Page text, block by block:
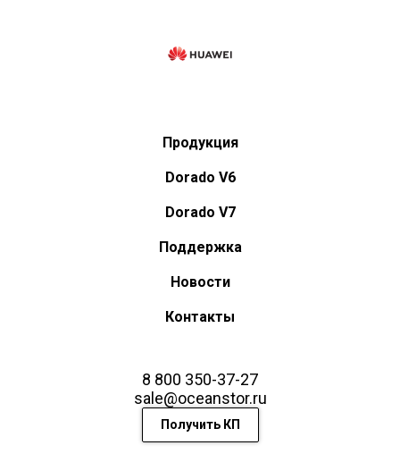
Продукция
Dorado V6
Dorado V7
Поддержка
Новости
Контакты
8 800 350-37-27
sale@oceanstor.ru
Получить КП